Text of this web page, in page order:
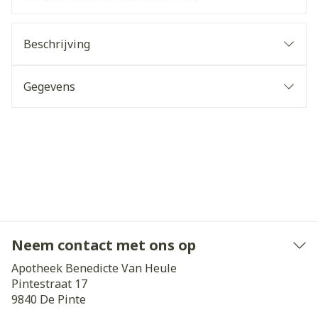
Beschrijving
Gegevens
Neem contact met ons op
Apotheek Benedicte Van Heule
Pintestraat 17
9840 De Pinte